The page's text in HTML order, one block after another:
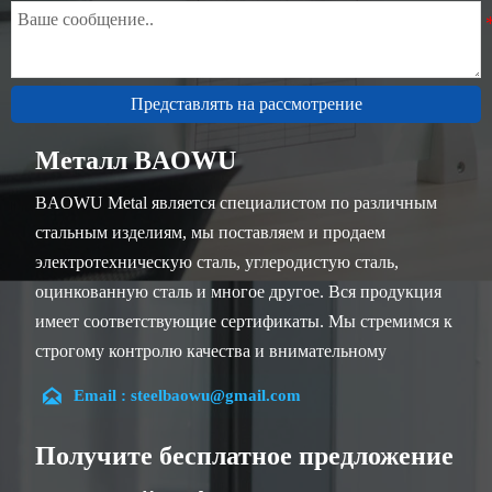
Представлять на рассмотрение
Металл BAOWU
BAOWU Metal является специалистом по различным
стальным изделиям, мы поставляем и продаем
электротехническую сталь, углеродистую сталь,
оцинкованную сталь и многое другое. Вся продукция
имеет соответствующие сертификаты. Мы стремимся к
строгому контролю качества и внимательному
всегда готовы обсудить ваши требования и обеспечить
Наша компания расположена в городе Уси, провинция
 Email : steelbaowu@gmail.com
Получите бесплатное предложение